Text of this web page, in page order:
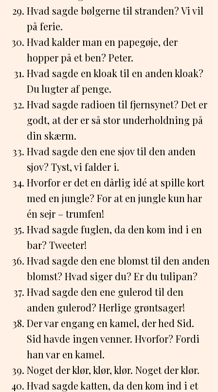
Hvad sagde bølgerne til stranden? Vi vil
på ferie.
Hvad kalder man en papegøje, der
hopper på et ben? Peter.
Hvad sagde en kloak til en anden kloak?
Du lugter af penge.
Hvad sagde radioen til fjernsynet? Det er
godt, at der er så stor underholdning på
din skærm.
Hvad sagde den ene sjov til den anden
sjov? Tyst, vi falder i.
Hvorfor er det en dårlig idé at spille kort
med en jungle? For at en jungle kun har
én sejr – trumfen!
Hvad sagde fuglen, da den kom ind i en
bar? Tweeter!
Hvad sagde den ene blomst til den anden
blomst? Hvad siger du? Er du tulipan?
Hvad sagde den ene gulerod til den
anden gulerod? Herlige grøntsager!
Der var engang en kamel, der hed Sid.
Sid havde ingen venner. Hvorfor? Fordi
han var en kamel.
Noget der klør, klør, klør. Noget der klør.
Hvad sagde katten, da den kom ind i et